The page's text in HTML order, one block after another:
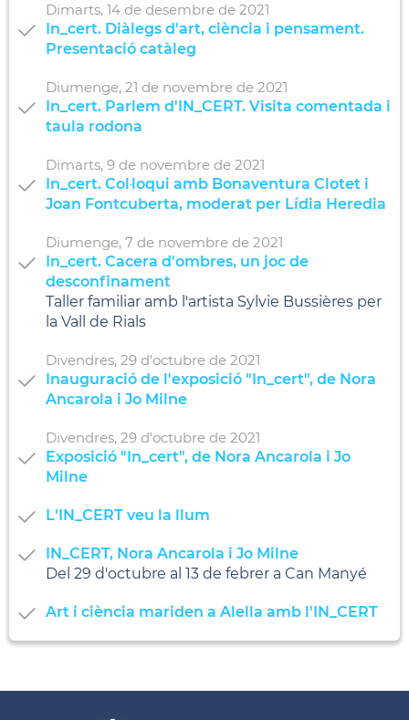
Dimarts, 14 de desembre de 2021
In_cert. Diàlegs d'art, ciència i pensament.
Presentació catàleg
Diumenge, 21 de novembre de 2021
In_cert. Parlem d'IN_CERT. Visita comentada i
taula rodona
Dimarts, 9 de novembre de 2021
In_cert. Col·loqui amb Bonaventura Clotet i
Joan Fontcuberta, moderat per Lídia Heredia
Diumenge, 7 de novembre de 2021
In_cert. Cacera d'ombres, un joc de
desconfinament
Taller familiar amb l'artista Sylvie Bussières per
la Vall de Rials
Divendres, 29 d'octubre de 2021
Inauguració de l'exposició "In_cert", de Nora
Ancarola i Jo Milne
Divendres, 29 d'octubre de 2021
Exposició "In_cert", de Nora Ancarola i Jo
Milne
L'IN_CERT veu la llum
IN_CERT, Nora Ancarola i Jo Milne
Del 29 d'octubre al 13 de febrer a Can Manyé
Art i ciència mariden a Alella amb l'IN_CERT